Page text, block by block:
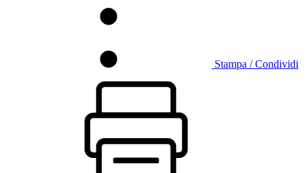
Stampa / Condividi